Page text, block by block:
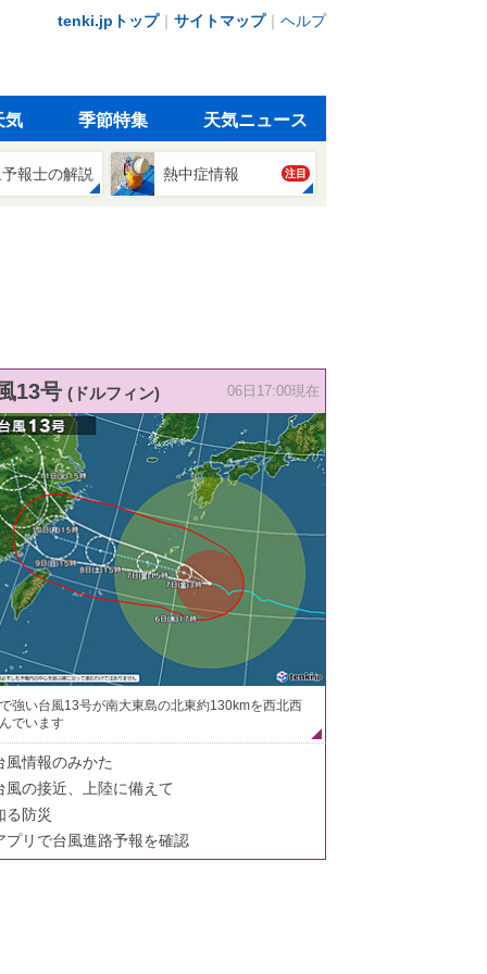
tenki.jpトップ｜ サイトマップ｜ ヘルプ
気 季節特集 天気ニュース
報士の解説 熱中症情報 注目
13号 (ドルフィン) 06日17:00現在
強い台風13号が南大東島の北東約130kmを西北西
でいます
風情報のみかた
風の接近、上陸に備えて
る防災
プリで台風進路予報を確認